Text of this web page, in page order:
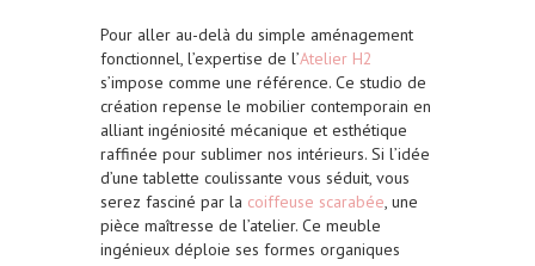
Pour aller au-delà du simple aménagement
fonctionnel, l’expertise de l’Atelier H2
s’impose comme une référence. Ce studio de
création repense le mobilier contemporain en
alliant ingéniosité mécanique et esthétique
raffinée pour sublimer nos intérieurs. Si l’idée
d’une tablette coulissante vous séduit, vous
serez fasciné par la coiffeuse scarabée, une
pièce maîtresse de l’atelier. Ce meuble
ingénieux déploie ses formes organiques